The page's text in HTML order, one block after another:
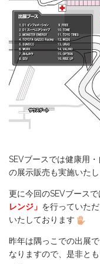
SEVブースでは健康用
の展示販売も実施いた
更に今回のSEVブース
レンジ」 を行っていた
いたしております
昨年は隅っこでの出展
なりますので、是非と